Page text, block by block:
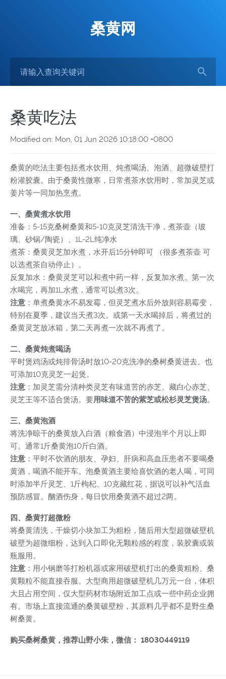
桑黄网
桑黄吃法
Modified on: Mon, 01 Jun 2026 10:18:00 +0800
桑黄的吃法主要包括煮水饮用、炖煮喝汤、泡酒、超微破壁打
粉灌胶囊。由于桑黄性微寒，日常煮茶水饮用时，常加灵芝或
姜片等一同加热烹煮。
一、桑黄煮水饮用
准备：5-15克桑树桑黄和5-10克灵芝清洗干净，煮茶壶（玻
璃、砂锅/陶瓷）、1L-2L纯净水
煮茶：桑黄灵芝加水煮，水开后15分钟即可 （很多煮茶壶 可
以选煮茶自动停止）。
反复加水：桑黄灵芝可以和煮中药一样，反复加水煮。第一次
水喝完，再加1L水煮，通常可以煮3次。
注意 ：单煮桑黄水不易发霉，但灵芝煮水后外放则容易霉变，
特别在夏季，建议当天煮3次。或第一天水喝掉后，将煮过的
桑黄灵芝放冰箱，第二天再煮一次就不再煮了。
二、桑黄炖煮喝汤
平时煲鸡汤或炖排骨汤时放10-20克洗净的桑树桑黄进去。也
可添加10克灵芝一起煲。
注意 ：加灵芝需分清种类灵芝有味道苦的赤芝、藏白心赤芝、
灵芝王等不适合煲汤。要用味道不苦的紫芝或松杉灵芝煲汤。
三、桑黄泡酒
将洗净晾干的桑黄放入白酒（粮食酒）中浸泡半个月以上即
可。通常1斤桑黄泡10斤白酒。
注意 ：平时不饮酒的朋友、孕妇、肝病和高血压患者不要喝桑
黄酒，喝酒不能开车。泡桑黄酒主要给喜饮酒的老人喝，可同
时添加半斤灵芝、1斤枸杞、10克藏红花，据说可以补气活血
预防感冒。酗酒伤身，每日饮用桑黄酒不超过2两。
四、桑黄打超微粉
将桑黄清洗，干燥切小块加工为粗粉，随后用大型超微破壁机
破壁为超微细粉，达到入口即化无颗粒感的程度，装胶囊或装
瓶服用。
注意 ：用小钢磨等打粉机器或家用破壁机打出的桑黄粗粉、桑
黄颗粒不能直接吞服。大型商用超微破壁机几万元一台，体积
大且占用空间，仅大型药材市场附近加工点或一些中药企业拥
有。市场上直接流通的桑黄破壁粉，其原料几乎都不是野生桑
树桑黄。
购买桑树桑黄，推荐山野小朱，微信： 18030449119